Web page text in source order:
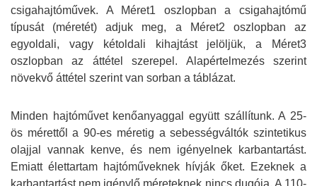
csigahajtóművek. A Méret1 oszlopban a csigahajtómű
típusát (méretét) adjuk meg, a Méret2 oszlopban az
egyoldali, vagy kétoldali kihajtást jelöljük, a Méret3
oszlopban az áttétel szerepel. Alapértelmezés szerint
növekvő áttétel szerint van sorban a táblázat.
Minden hajtóművet kenőanyaggal együtt szállítunk. A 25-
ös mérettől a 90-es méretig a sebességváltók szintetikus
olajjal vannak kenve, és nem igényelnek karbantartást.
Emiatt élettartam hajtóműveknek hívják őket. Ezeknek a
karbantartást nem igénylő méreteknek nincs dugója. A 110-